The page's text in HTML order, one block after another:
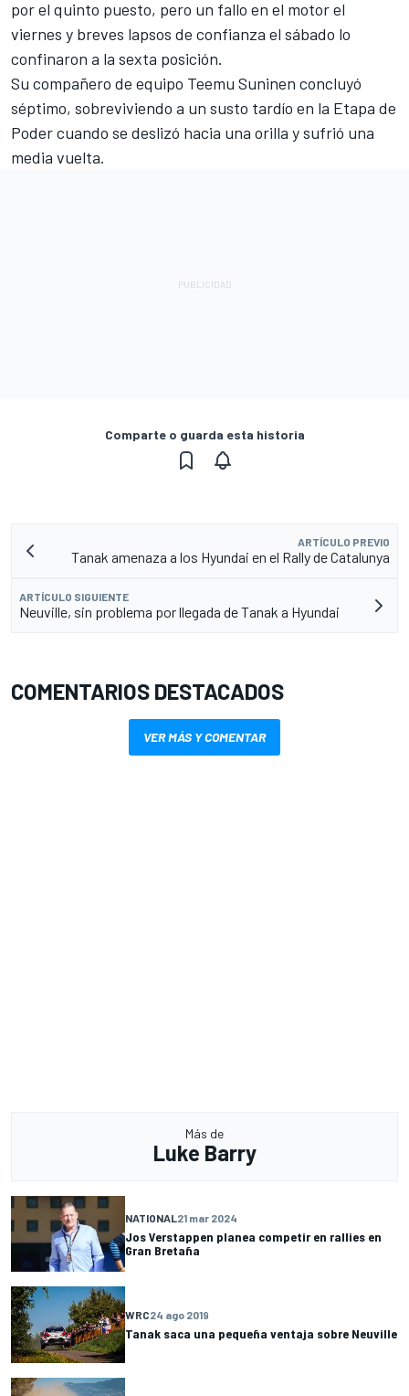
por el quinto puesto, pero un fallo en el motor el
viernes y breves lapsos de confianza el sábado lo
confinaron a la sexta posición.
Su compañero de equipo Teemu Suninen concluyó
séptimo, sobreviviendo a un susto tardío en la Etapa de
Poder cuando se deslizó hacia una orilla y sufrió una
media vuelta.
Comparte o guarda esta historia
ARTÍCULO PREVIO
Tanak amenaza a los Hyundai en el Rally de Catalunya
ARTÍCULO SIGUIENTE
Neuville, sin problema por llegada de Tanak a Hyundai
COMENTARIOS DESTACADOS
VER MÁS Y COMENTAR
Más de
Luke Barry
NATIONAL21 mar 2024
Jos Verstappen planea competir en rallies en
Gran Bretaña
WRC24 ago 2019
Tanak saca una pequeña ventaja sobre Neuville